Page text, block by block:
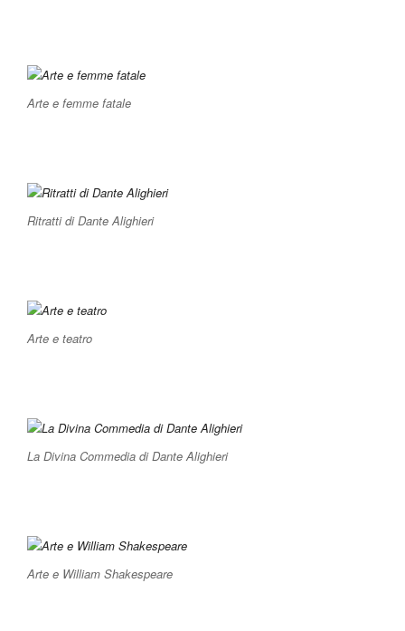
Arte e femme fatale
Ritratti di Dante Alighieri
Arte e teatro
La Divina Commedia di Dante Alighieri
Arte e William Shakespeare